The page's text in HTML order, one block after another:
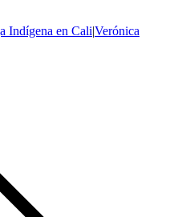
Indígena en Cali|Verónica